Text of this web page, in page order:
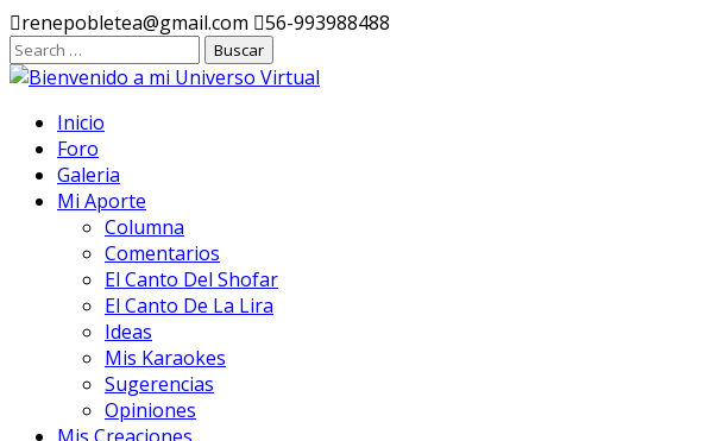
Ir
al
contenido
renepobletea@gmail.com 56-993988488
Inicio
Foro
Galeria
Mi Aporte
Columna
Comentarios
El Canto Del Shofar
El Canto De La Lira
Ideas
Mis Karaokes
Sugerencias
Opiniones